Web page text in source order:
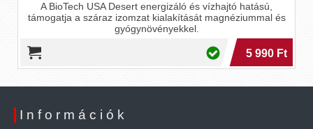
A BioTech USA Desert energizáló és vízhajtó hatású,
támogatja a száraz izomzat kialakítását magnéziummal és
gyógynövényekkel.
5 990 Ft
Információk